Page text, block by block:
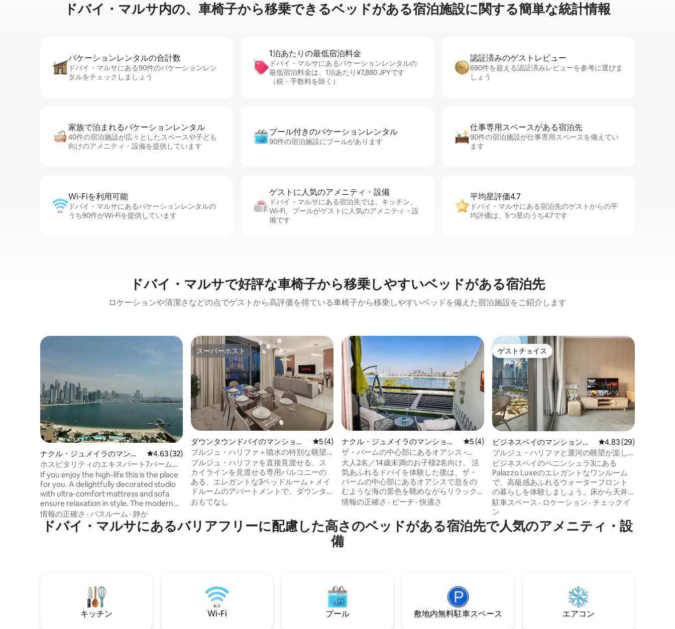
ドバイ・マルサ内⁠の⁠、車⁠椅⁠子⁠か⁠ら移⁠乗⁠で⁠き⁠るベ⁠ッ⁠ド⁠が⁠あ⁠る宿⁠泊⁠施⁠設⁠に関⁠す⁠る簡⁠単⁠な統⁠計⁠情⁠報
バケーションレ⁠ン⁠タ⁠ル⁠の合⁠計⁠数
ドバイ・マルサにある90件のバケーションレン
タルをチェックしましょう
1泊あたりの最⁠低⁠宿⁠泊⁠料⁠金
ドバイ・マルサにあるバケーションレンタルの
最低宿泊料金は、1泊あたり¥7,880 JPYです
（税・手数料を除く）
認証済みのゲ⁠ス⁠ト⁠レ⁠ビ⁠ュ⁠ー
690件を超える認証済みレビューを参考に選びま
しょう
家族で泊まれるバ⁠ケ⁠ー⁠シ⁠ョ⁠ンレ⁠ン⁠タ⁠ル
40件の宿泊施設が広々としたスペースや子ども
向けのアメニティ・設備を提供しています
プール付きのバ⁠ケ⁠ー⁠シ⁠ョ⁠ンレ⁠ン⁠タ⁠ル
90件の宿泊施設にプールがあります
仕事専用ス⁠ペ⁠ー⁠スがあ⁠る宿⁠泊⁠先
90件の宿泊施設が仕事専用スペースを備えてい
ます
Wi-Fiを利⁠用⁠可⁠能
ドバイ・マルサにあるバケーションレンタルの
うち90件がWi-Fiを提供しています
ゲストに人⁠気⁠のア⁠メ⁠ニ⁠テ⁠ィ・設⁠備
ドバイ・マルサにある宿泊先では、キッチン、
Wi-Fi、プールがゲストに人気のアメニティ・設
備です
平均星評価4.7
ドバイ・マルサにある宿泊先のゲストからの平
均評価は、5つ星のうち4.7です
ドバイ・マルサで好評な車椅子から移乗しやすいベッドがある宿泊先
ロケーションや清潔さなどの点でゲストから高評価を得ている車椅子から移乗しやすいベッドを備えた宿泊施設をご紹介します
ナクル・ジュメイラのマンシ
ョン・アパート
レビュー32件、5つ星中4.63つ星の平均評価
4.63 (32)
ホスピタリティのエキスパート7パームス
タジオ：ビーチ、プール、バー
If you enjoy the high-life this is the place
for you. A delightfully decorated studio
with ultra-comfort mattress and sofa
ensure relaxation in style. The modern
kitchenette and bathroom cover your
necessities. Housed in the 7 Palm Hotel
you have a stunning roof pool deck with
情報の正確さ · バスルーム · 静か
スーパーホスト
スーパーホスト
ダウンタウンドバイのマンショ
ン・アパート
レビュー4件、5つ星中5つ星の平均評価
5 (4)
ブルジュ・ハリファ＋噴水の特別な眺望
｜Vista Luxe
ブルジュ・ハリファを直接見渡せる、ス
カイラインを見渡せる専用バルコニーの
ある、エレガントな3ベッドルーム＋メイ
ドルームのアパートメントで、ダウンタ
ウン・ドバイの上質な暮らしを体験して
の住宅は、家のような快適さとホテルス
タイルの設備を兼ね備えており、ご家族
キュリティもご利用いただけます。最大6
名様まで宿泊可能です。
おもてなし
ナクル・ジュメイラのマンショ
ン・アパート
レビュー4件、5つ星中5つ星の平均評価
5 (4)
ザ・パームの中心部にあるオアシス -
Malamu
大人2名／14歳未満のお子様2名向け。 活
気あふれるドバイを体験した後は、ザ・
パームの中心部にあるオアシスで息をの
むような海の景色を眺めながらリラック
スしてください。ビーチ、モール、レス
ョンにあり、活気のある場所の近くにい
ながら、快適で穏やかな滞在をお楽しみ
いただけます。ユニークな丸いベッド、
リビングエリア（ソファベッド）、バス
限のビーチクラブ/プール/ジム（大人1名/
子供2名）、飲食物が30%割引
情報の正確さ · ビーチ ·快適さ
ゲストチョイス
ゲストチョイス
ビジネスベイのマンション・
アパート
レビュー29件、5つ星
4.83 (29)
ブルジュ・ハリファと運河の眺望が楽し
める豪華なワンルーム
ビジネスベイのペニンシュラ3にある
Palazzo Luxeのエレガントなワンルーム
で、高級感あふれるウォーターフロント
の暮らしを体験しましょう。床から天井
までの窓と専用バルコニーから、ドバイ
運河、ブルジュ・ハリファ、街のスカイ
ラインの素晴らしい景色をお楽しみくだ
さい。モダンなインテリアと洗練された
プレミアムな滞在をお求めのカップル、
ひとり旅、出張旅行者に最適です。
駐車スペース · ロケーション · チェックイ
ン
ドバイ・マルサにあるバリアフリーに配慮した高さのベッドがある宿泊先で人気のアメニティ・設
備
キッチン Wi-Fi プール 敷地内無料駐⁠車ス⁠ペ⁠ー⁠ス エアコン